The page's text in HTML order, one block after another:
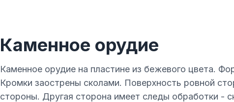
Каменное орудие
Каменное орудие на пластине из бежевого цвета.
Кромки заострены сколами. Поверхность ровной
стороны. Другая сторона имеет следы обработки -